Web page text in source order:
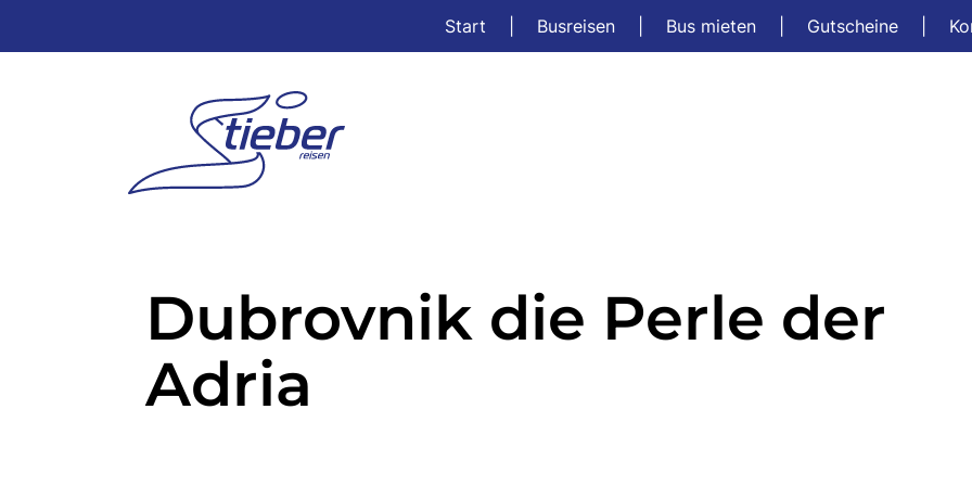
Start Busreisen Bus mieten Gutscheine
Dubrovnik die Perle der
Adria